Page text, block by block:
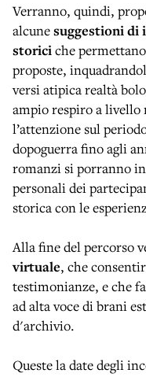
Verranno, quindi,
alcunesuggestioni di
storiciche
proposte,
versi atipica realtà
ampio respiro a livello
l’attenzione sul
dopoguerra fino agli
romanzi si porranno
personali dei
storica con le
Alla fine del percorso
virtuale, che
testimonianze, e che
ad alta voce di brani
d'archivio.
Queste la date degli